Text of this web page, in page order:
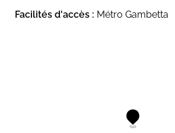
Facilités d'accès : Métro Gambetta